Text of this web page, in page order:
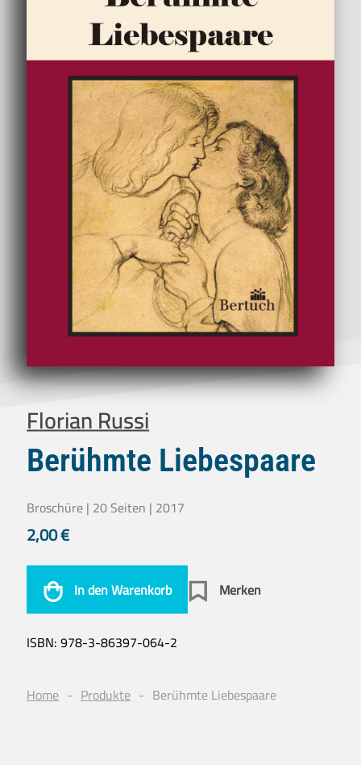
Florian Russi
Berühmte Liebespaare
Broschüre | 20 Seiten | 2017
2,00€
In den Warenkorb Merken
ISBN:978-3-86397-064-2
Home Produkte Berühmte Liebespaare